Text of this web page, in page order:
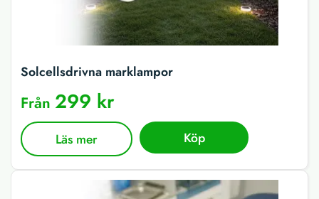
Solcellsdrivna marklampor
Från 299 kr
Läs mer Köp